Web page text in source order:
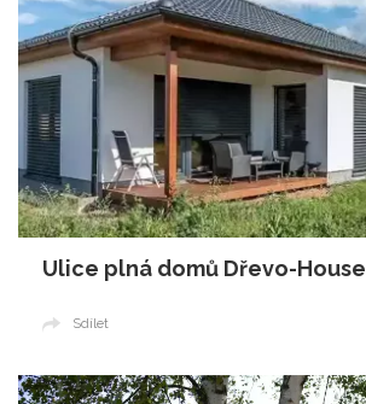
Ulice plná domů Dřevo-House
Sdílet